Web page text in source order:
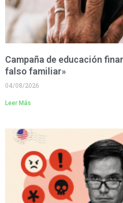
Campaña de educación
falso familiar»
04/08/2026
Leer Más